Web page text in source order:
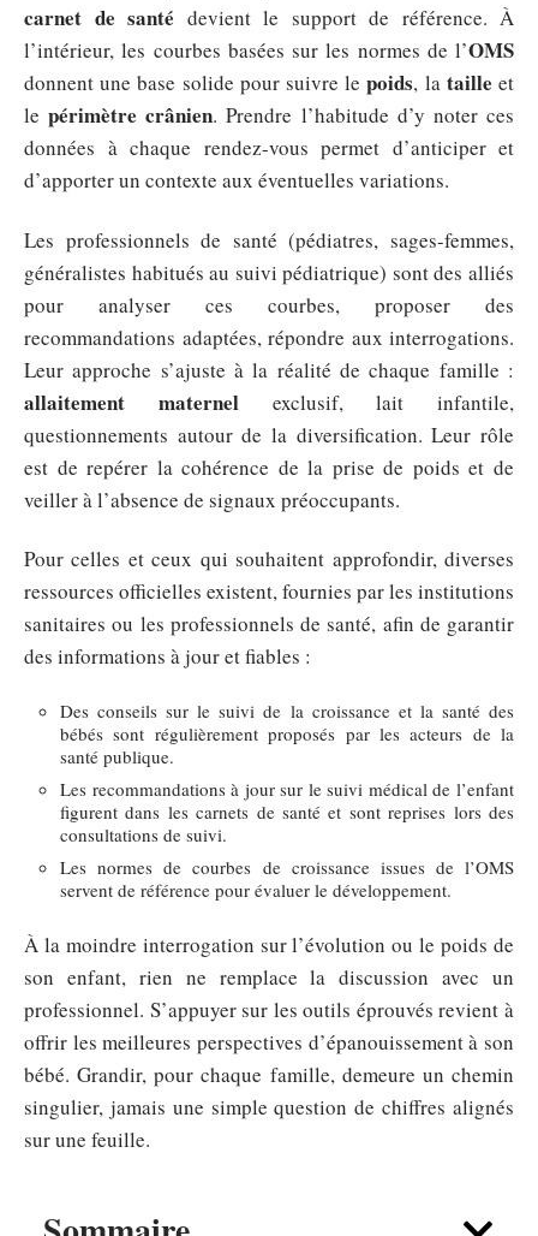
carnet de santé devient le support de référence. À
l’intérieur, les courbes basées sur les normes de l’OMS
donnent une base solide pour suivre lepoids, la taille et
lepérimètre crânien. Prendre l’habitude d’y noter ces
données à chaque rendez-vous permet d’anticiper et
d’apporter un contexte aux éventuelles variations.
Les professionnels de santé (pédiatres, sages-femmes,
généralistes habitués au suivi pédiatrique) sont des alliés
pour analyser ces courbes, proposer des
recommandations adaptées, répondre aux interrogations.
Leur approche s’ajuste à la réalité de chaque famille :
allaitement maternel exclusif, lait infantile,
questionnements autour de la diversification. Leur rôle
est de repérer la cohérence de la prise de poids et de
veiller à l’absence de signaux préoccupants.
Pour celles et ceux qui souhaitent approfondir, diverses
ressources officielles existent, fournies par les institutions
sanitaires ou les professionnels de santé, afin de garantir
des informations à jour et fiables :
Des conseils sur le suivi de la croissance et la santé des
bébés sont régulièrement proposés par les acteurs de la
santé publique.
Les recommandations à jour sur le suivi médical de l’enfant
figurent dans les carnets de santé et sont reprises lors des
consultations de suivi.
Les normes de courbes de croissance issues de l’OMS
servent de référence pour évaluer le développement.
À la moindre interrogation sur l’évolution ou le poids de
son enfant, rien ne remplace la discussion avec un
professionnel. S’appuyer sur les outils éprouvés revient à
offrir les meilleures perspectives d’épanouissement à son
bébé. Grandir, pour chaque famille, demeure un chemin
singulier, jamais une simple question de chiffres alignés
sur une feuille.